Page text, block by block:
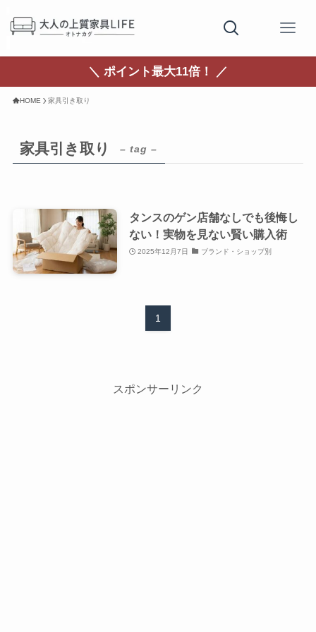
＼ ポイント最大11倍！ ／
HOME 家具引き取り
家具引き取り – tag –
タンスのゲン店舗なしでも後悔し
ない！実物を見ない賢い購入術
2025年12月7日 ブランド・ショップ別
1
スポンサーリンク